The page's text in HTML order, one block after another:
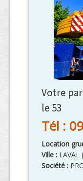
Votre
le 53
Tél :
Location
Ville : LAVAL (
Société :